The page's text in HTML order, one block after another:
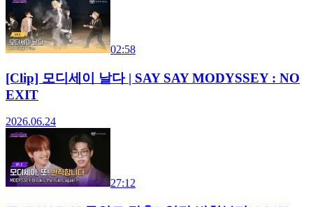
02:58
[Clip] 모디세이 날다 | SAY SAY MODYSSEY : NO
EXIT
2026.06.24
27:12